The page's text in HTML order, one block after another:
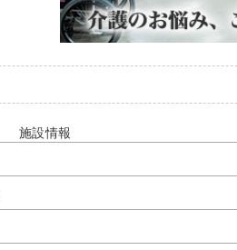
施設情報